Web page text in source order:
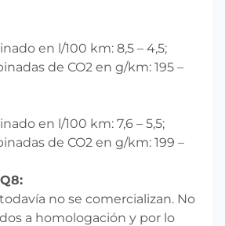
en l/100 km: 8,5 – 4,5;
de CO2 en g/km: 195 –
en l/100 km: 7,6 – 5,5;
de CO2 en g/km: 199 –
no se comercializan. No
a homologación y por lo